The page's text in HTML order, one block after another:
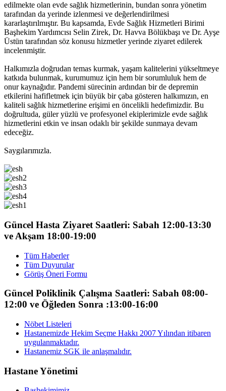
edilmekte olan evde sağlık hizmetlerinin, bundan sonra yönetim
tarafından da yerinde izlenmesi ve değerlendirilmesi
kararlaştırılmıştır. Bu kapsamda, Evde Sağlık Hizmetleri Birimi
Başhekim Yardımcısı Selin Zirek, Dr. Havva Bölükbaşı ve Dr. Ayşe
Üstün tarafından söz konusu hizmetler yerinde ziyaret edilerek
incelenmiştir.
Halkımızla doğrudan temas kurmak, yaşam kalitelerini yükseltmeye
katkıda bulunmak, kurumumuz için hem bir sorumluluk hem de
onur kaynağıdır. Pandemi sürecinin ardından bir de depremin
etkilerini hafifletmek için büyük bir çaba gösteren halkımızın, en
kaliteli sağlık hizmetlerine erişimi en öncelikli hedefimizdir. Bu
doğrultuda, güler yüzlü ve profesyonel ekiplerimizle evde sağlık
hizmetlerini etkin ve insan odaklı bir şekilde sunmaya devam
edeceğiz.
Saygılarımızla.
Güncel Hasta Ziyaret Saatleri: Sabah 12:00-13:30
ve Akşam 18:00-19:00
Tüm Haberler
Tüm Duyurular
Görüş Öneri Formu
Güncel Poliklinik Çalışma Saatleri: Sabah 08:00-
12:00 ve Öğleden Sonra :13:00-16:00
Nöbet Listeleri
Hastanemizde Hekim Seçme Hakkı 2007 Yılından itibaren
uygulanmaktadır.
Hastanemiz SGK ile anlaşmalıdır.
Hastane Yönetimi